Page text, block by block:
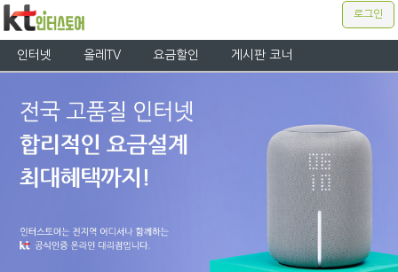
로그인
인터넷 올레TV 요금할인 게시판 코너